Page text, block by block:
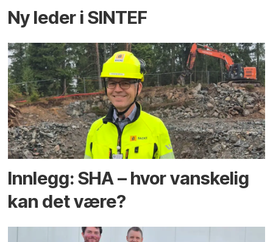
Ny leder i SINTEF
Innlegg: SHA – hvor vanskelig
kan det være?